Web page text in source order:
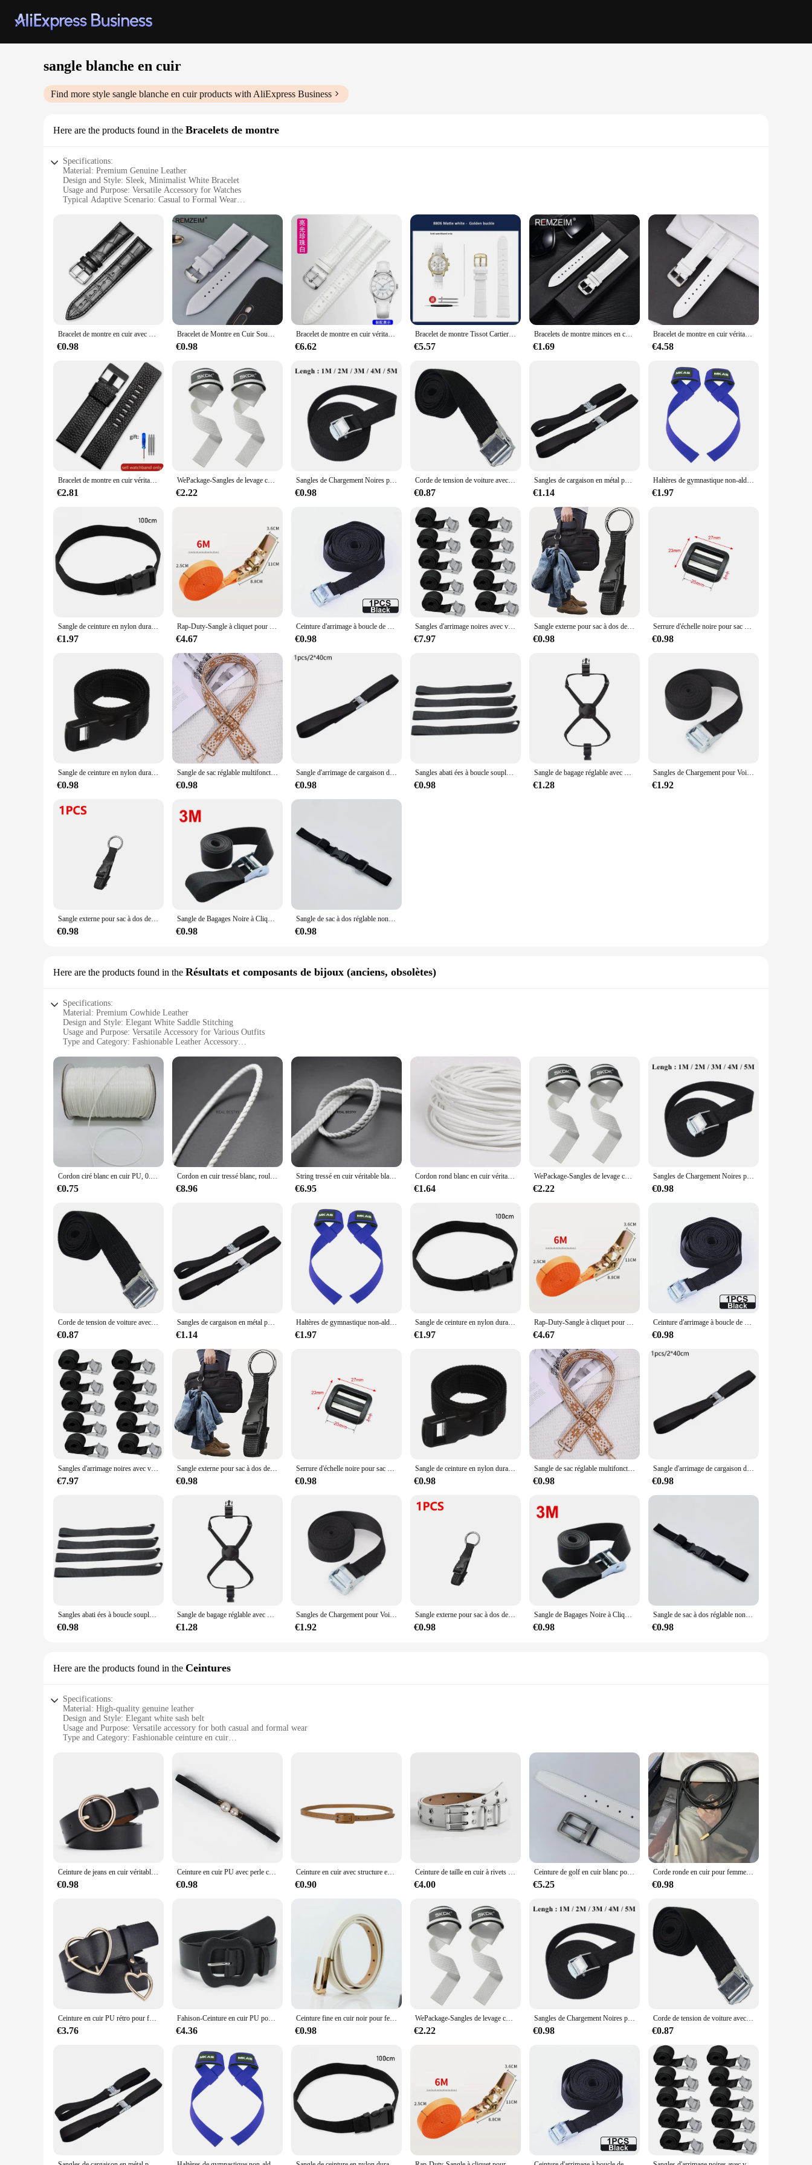
sangle blanche en cuir
Find more style sangle blanche en cuirproducts with AliExpress Business
Here are the products found in the Bracelets de montre
Specifications:
Material: Premium Genuine Leather
Design and Style: Sleek, Minimalist White Bracelet
Usage and Purpose: Versatile Accessory for Watches
Typical Adaptive Scenario: Casual to Formal Wear
Performance and Property: Durable and Elegant
**Elegant Craftsmanship and Durability**
The sangle blanche en cuir, or white leather bracelet, is a testament to the harmonious blend of elegance and durability. Each bracelet is meticulously crafted from high-quality genuine leather, ensuring
a durable and stylish accessory that complements any watch. The white color of the bracelet exudes a clean, minimalist aesthetic, making it a versatile addition to any wardrobe. Whether you're
dressing up for a formal event or adding a touch of sophistication to your casual attire, this bracelet is designed to adapt seamlessly.
**Versatile Accessory for Every Occasion**
The sangle blanche en cuir is not just a bracelet; it's a statement of style. Its adjustable length allows for a perfect fit, making it suitable for both men and women. The sleek design ensures that it can
be worn with a variety of watches, from sporty to classic, without overpowering the timepiece. Whether you're attending a business meeting or enjoying a casual outing, this bracelet is the ideal
**A Perfect Gift for Watch Lovers**
shopping for a birthday, anniversary, or just because, this bracelet is sure to delight. With its wholesale availability and vendors ready to supply, you can be confident that you're providing a quality gift
that is both affordable and cherished.
Bracelet de montre en cuir avec motif de nœud en bambou, remplacement universel, noir, marron, bleu, rouge, blanc, rose, 12-24mm
€0.98
Bracelet de Montre en Cuir Souple Ultra-Mince, Accessoire Disponible en Blanc, Marron, Noir, 16mm, 18mm, 20mm, 22mm
€0.98
Bracelet de montre en cuir véritable pour femme, bracelet blanc pour Tissot Cartier DW, boucle en métal or rose, 12m, 14mm, 15mm, 16mm, 17mm, 18mm, 20mm
€6.62
Bracelet de montre Tissot Cartier DW pour femme, boucle en métal rose doré, bracelet de montre en peau de cercle, blanc, 12mm, 14mm, 15mm, 16mm, 17mm, 18mm, 20mm
€5.57
Bracelets de montre minces en cuir véritable, pièces de montre, bracelet de ceinture, bleu, vert, violet, blanc, 14mm, 16mm, 18mm, 20mm, 22mm
€1.69
Bracelet de montre en cuir véritable pour femme, boucle de montre en métal or rose, bracelet blanc pour Tissot Cartier DW, 12mm, 14mm, 16mm, 17mm, 18mm, 20mm
€4.58
Bracelet de montre en cuir véritable pour Diesel, ceinture de montre, noir marron blanc, DZ7257, 1657mm, 4323mm, 7314mm, 7313mm, 7371mm, sangles 22mm, 24mm, 26mm, 27mm, 28mm, 30mm
€2.81
WePackage-Sangles de levage coordonnantes en silicone, 1 paire, accessoires de musculation, support de poignet
€2.22
Sangles de Chargement Noires pour Voiture, Moto, Vélo, Corde de Remorquage en Métal, Ceinture à Cliquet de Bain, 1m/2m/3m/4m/5m
€0.98
Corde de tension de voiture avec sangle en métal, ceinture à cliquet de bain, sac à bagages, arrimage de cargaison, tendeur de ULde remorquage, 1 m, 2 m, 3 m, 5m x 25mm
€0.87
Sangles de cargaison en métal pour voiture et moto, ceinture à cliquet noire, sac à bagages, ULde remorquage, ceinture de bain, 40cm, 2 pièces
€1.14
Haltères de gymnastique non-ald, 1 paire, sangles de levage, Crossfit, équipement de fitness, soulèvement des poignets
€1.97
Sangle de ceinture en nylon durable avec structure à came, kits de voyage, outil de camping en plein air, bagages, noir, 0.5-3m
€1.97
Rap-Duty-Sangle à cliquet pour cargaison avant de voiture et de camion, structure en métal, réglable, sécurisé, pour un transport sûr des bagages
€4.67
Ceinture d'arrimage à boucle de 2M, sangles de cargaison avec corde de remorquage à boucle en métal, ceinture à cliquet solide pour sac à bagages, accessoires de moto et de voiture
€0.98
Sangles d'arrimage noires avec verrouillage de serrage, sangles de fixation rapides pour moto, outil en fibre de bagage, 10 pièces
€7.97
Sangle externe pour sac à dos de voyage, sangle portable avec structure de dégagement Add-A-Bag, sangle de bagage, ceinture, porte-veste
€0.98
Serrure d'échelle noire pour sac à dos, 5 pièces/paquet, boucles en plastique, sangle 20-38mm
€0.98
Sangle de ceinture en nylon durable avec came, kits de voyage, outil de camping en plein air, bagages noirs
€0.98
Sangle de sac réglable multifonctionnelle, sangle initiée simple et polyvalente, accessoires de sac de rédivision
€0.98
Sangle d'arrimage de cargaison de sac de bagage de voiture, ULde tension de voiture, sangle vers le bas, ceinture de bain à cliquet, 2cm x 40cm, 1PC
€0.98
Sangles abati ées à boucle souple pour moto, cargaison de remorquage à cliquet, RL, UTV, 600lb, 1 pièce, 4 pièces
€0.98
Sangle de bagage réglable avec mot de passe, ceintures de partenaires, fournitures de valise, accessoires essentiels de voyage, tendance, 18 "-34"
€1.28
Sangles de Chargement pour Voiture, Moto, Vélo avec Corde de Remorquage en Métal, Ceinture à Cliquet de Bain pour Bagages, 1m, 3 Pièces
€1.92
Sangle externe pour sac à dos de voyage, sangle portable avec structure de dégagement Add-A-Bag, sangle de bagage, ceinture, porte-veste
€0.98
Sangle de Bagages Noire à Cliquet de 6m x 25mm, Ceinture de Bain, Attache de Cargaison avec Structure en Métal, Nouveau, Livraison Directe
€0.98
Sangle de sac à dos réglable non ald, sangle de poitrine, SFP, sangles de camping en plein air, partenaires de sac à dos, accessoires de ceinture
€0.98
Here are the products found in the Résultats et composants de bijoux (anciens, obsolètes)
Specifications:
Material: Premium Cowhide Leather
Design and Style: Elegant White Saddle Stitching
Usage and Purpose: Versatile Accessory for Various Outfits
Type and Category: Fashionable Leather Accessory
Parts and Accessories: Includes Matching Metal Hardware
Features:
**Elegant Craftsmanship and Durability**
The sangle blanche en cuir, or white leather strap, is a testament to the art of fine craftsmanship. Made from premium cowhide leather, this accessory boasts a durable construction that withstands the
test of time. The elegant white saddle stitching adds a touch of sophistication to its design, making it a versatile piece that can complement various outfits and styles. Whether you're looking for a
statement piece or a subtle accent, this saddle strap is designed to meet your fashion needs.
**Versatile Accessory for Every Occasion**
This sangle blanche en cuir is not just a piece of jewelry; it's a versatile accessory that can be used in a multitude of ways. It's an ideal choice for fashion-forward individuals who appreciate the blend
of style and functionality. The strap's design allows for easy adjustment, making it suitable for both men and women. Whether you're dressing up for a formal event or adding a touch of elegance to
your casual outfit, this saddle strap is the perfect companion.
**Adaptable and Accessible for Everyone**
must-have for anyone looking to elevate their accessory game.
Cordon ciré blanc en cuir PU, 0.5/0.8/1.0/1.5/2mm, pour la fabrication de bijoux, Bracelet Shamballa, DIY
€0.75
Cordon en cuir tressé blanc, rouleau Dia de 2m et 3mm, pour la fabrication de bijoux
€8.96
String tressé en cuir véritable blanc, lot de 2m, environ 10x4mm, pour la fabrication de bijoux
€6.95
Cordon rond blanc en cuir véritable, 1/1.5/2mm, pour la fabrication de bijoux, Bracelet et collier, accessoires artisanaux
€1.64
WePackage-Sangles de levage coordonnantes en silicone, 1 paire, accessoires de musculation, support de poignet
€2.22
Sangles de Chargement Noires pour Voiture, Moto, Vélo, Corde de Remorquage en Métal, Ceinture à Cliquet de Bain, 1m/2m/3m/4m/5m
€0.98
Corde de tension de voiture avec sangle en métal, ceinture à cliquet de bain, sac à bagages, arrimage de cargaison, tendeur de ULde remorquage, 1 m, 2 m, 3 m, 5m x 25mm
€0.87
Sangles de cargaison en métal pour voiture et moto, ceinture à cliquet noire, sac à bagages, ULde remorquage, ceinture de bain, 40cm, 2 pièces
€1.14
Haltères de gymnastique non-ald, 1 paire, sangles de levage, Crossfit, équipement de fitness, soulèvement des poignets
€1.97
Sangle de ceinture en nylon durable avec structure à came, kits de voyage, outil de camping en plein air, bagages, noir, 0.5-3m
€1.97
Rap-Duty-Sangle à cliquet pour cargaison avant de voiture et de camion, structure en métal, réglable, sécurisé, pour un transport sûr des bagages
€4.67
Ceinture d'arrimage à boucle de 2M, sangles de cargaison avec corde de remorquage à boucle en métal, ceinture à cliquet solide pour sac à bagages, accessoires de moto et de voiture
€0.98
Sangles d'arrimage noires avec verrouillage de serrage, sangles de fixation rapides pour moto, outil en fibre de bagage, 10 pièces
€7.97
Sangle externe pour sac à dos de voyage, sangle portable avec structure de dégagement Add-A-Bag, sangle de bagage, ceinture, porte-veste
€0.98
Serrure d'échelle noire pour sac à dos, 5 pièces/paquet, boucles en plastique, sangle 20-38mm
€0.98
Sangle de ceinture en nylon durable avec came, kits de voyage, outil de camping en plein air, bagages noirs
€0.98
Sangle de sac réglable multifonctionnelle, sangle initiée simple et polyvalente, accessoires de sac de rédivision
€0.98
Sangle d'arrimage de cargaison de sac de bagage de voiture, ULde tension de voiture, sangle vers le bas, ceinture de bain à cliquet, 2cm x 40cm, 1PC
€0.98
Sangles abati ées à boucle souple pour moto, cargaison de remorquage à cliquet, RL, UTV, 600lb, 1 pièce, 4 pièces
€0.98
Sangle de bagage réglable avec mot de passe, ceintures de partenaires, fournitures de valise, accessoires essentiels de voyage, tendance, 18 "-34"
€1.28
Sangles de Chargement pour Voiture, Moto, Vélo avec Corde de Remorquage en Métal, Ceinture à Cliquet de Bain pour Bagages, 1m, 3 Pièces
€1.92
Sangle externe pour sac à dos de voyage, sangle portable avec structure de dégagement Add-A-Bag, sangle de bagage, ceinture, porte-veste
€0.98
Sangle de Bagages Noire à Cliquet de 6m x 25mm, Ceinture de Bain, Attache de Cargaison avec Structure en Métal, Nouveau, Livraison Directe
€0.98
Sangle de sac à dos réglable non ald, sangle de poitrine, SFP, sangles de camping en plein air, partenaires de sac à dos, accessoires de ceinture
€0.98
Here are the products found in the Ceintures
Specifications:
Material: High-quality genuine leather
Design and Style: Elegant white sash belt
Usage and Purpose: Versatile accessory for both casual and formal wear
Type and Category: Fashionable ceinture en cuir
**Elegant Craftsmanship and Durability**
The sangle blanche en cuir is not just a belt; it's a statement of sophistication and style. Each belt is meticulously crafted from premium genuine leather, ensuring a durable and long-lasting accessory
that withstands the test of time. The white color of the belt adds a touch of elegance to any outfit, making it a versatile choice for both casual and formal occasions. Whether you're looking to
accentuate your waistline or add a stylish touch to your ensemble, this belt is designed to elevate your fashion game.
**Versatile Fashion Accessory**
This ceinture en cuir is more than just a belt; it's a fashion statement. The white sash belt is a perfect addition to your wardrobe, offering a sleek and modern look that complements various styles.
Whether you're dressing up for a special event or adding a chic touch to your everyday attire, this belt is an essential accessory. It's not just about the belt; it's about the versatility it brings to your
**Ideal for Wholesale and Retail**
excellent addition to any retail store or online shop. The belts are designed to appeal to a wide range of customers, making them a popular choice for both fashion-forward individuals and businesses
looking to expand their product offerings. Whether you're a fashion enthusiast or a retailer, this belt set is sure to impress.
Ceinture de jeans en cuir véritable pour femme, marque de luxe, haute qualité, mode, broche ronde, noir, blanc, marron, 100%
€0.98
Ceinture en cuir PU avec perle créative pour femme, jupe de robe, taille élastique, ceinture fine, environnement
€0.98
Ceinture en cuir avec structure en métal pour dames et filles, ceinture de taille fine, ceinture de couleur bonbon, ceinture de document, décoration de jeans, côté mince, tout match
€0.90
Ceinture de taille en cuir à rivets punk pour femmes et hommes, sangle en PU étoile, noir et blanc, double nucléoHollow pour jeans, décor de jupe, Y2K, 110cm
€4.00
Ceinture de golf en cuir blanc pour hommes et femmes, boucle ardillon originale, pantalons décontractés pour jeunes, version coréenne
€5.25
Corde ronde en cuir pour femme, ceinture fine, ceinture nouée décorative, jupe, manteau, sangle de pull, mode JOWomen, 1 pièce
€0.98
Ceinture en cuir PU rétro pour femmes et filles, ceinture en métal, sangle de pantalon CLCDFemin37, blanc, noir, structure en forme de cœur, mode
€3.76
Fahison-Ceinture en cuir PU pour femme, 3.8cm x printemps cm, couleur blanche, noire, rose, couleur unie, décorative, nouvelle collection
€4.36
Ceinture fine en cuir noir pour femmes, 100cm, à la mode et polyvalente, petite ceinture blanche imbibée de style coréen simple pour robe décorative
€0.98
WePackage-Sangles de levage coordonnantes en silicone, 1 paire, accessoires de musculation, support de poignet
€2.22
Sangles de Chargement Noires pour Voiture, Moto, Vélo, Corde de Remorquage en Métal, Ceinture à Cliquet de Bain, 1m/2m/3m/4m/5m
€0.98
Corde de tension de voiture avec sangle en métal, ceinture à cliquet de bain, sac à bagages, arrimage de cargaison, tendeur de ULde remorquage, 1 m, 2 m, 3 m, 5m x 25mm
€0.87